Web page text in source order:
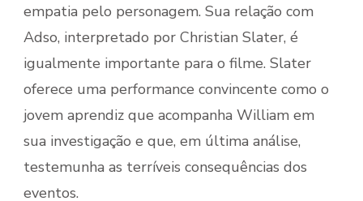
empatia pelo personagem. Sua relação com
Adso, interpretado por Christian Slater, é
igualmente importante para o filme. Slater
oferece uma performance convincente como o
jovem aprendiz que acompanha William em
sua investigação e que, em última análise,
testemunha as terríveis consequências dos
eventos.